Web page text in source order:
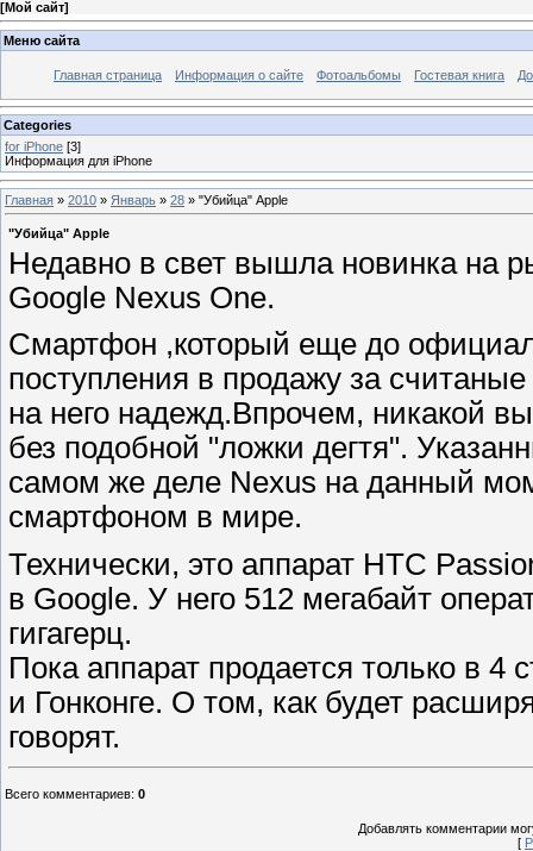
[Мой сайт]
Меню сайта
Главная страница Информация о сайте Фотоальбомы Гостевая книга
Categories
for iPhone [3]
Информация для iPhone
Главная » 2010 » Январь » 28 » "Убийца" Apple
"Убийца" Apple
Недавно в свет вышла новинка на
Google Nexus One.
Смартфон ,который еще до
поступления в продажу за
на него надежд.Впрочем, никакой
без подобной "ложки дегтя".
самом же деле Nexus на данный
смартфоном в мире.
Технически, это аппарат HTC
в Google. У него 512 мегабайт
гигагерц.
Пока аппарат продается только в
и Гонконге. О том, как будет
говорят.
Всего комментариев: 0
Добавлять комментарии
[